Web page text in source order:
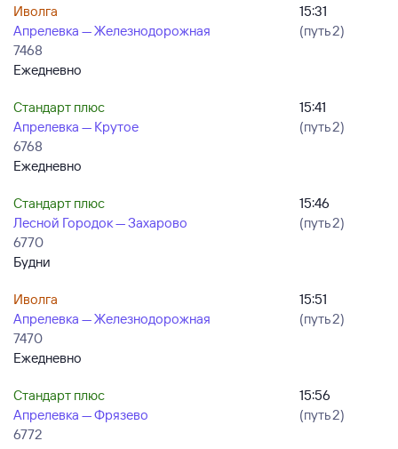
Иволга
Апрелевка — Железнодорожная
7468
Ежедневно
15:31
(путь 2)
Стандарт плюс
Апрелевка — Крутое
6768
Ежедневно
15:41
(путь 2)
Стандарт плюс
Лесной Городок — Захарово
6770
Будни
15:46
(путь 2)
Иволга
Апрелевка — Железнодорожная
7470
Ежедневно
15:51
(путь 2)
Стандарт плюс
Апрелевка — Фрязево
6772
15:56
(путь 2)